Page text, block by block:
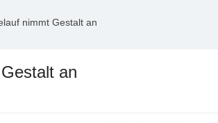
nimmt Gestalt an
an